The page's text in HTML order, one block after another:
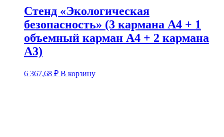
Стенд «Экологическая
безопасность» (3 кармана А4 + 1
объемный карман А4 + 2 кармана
А3)
6 367,68 ₽ В корзину